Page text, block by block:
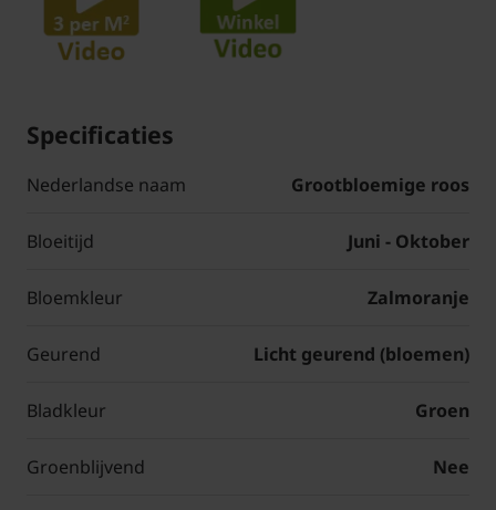
Specificaties
Nederlandse naam Grootbloemige roos
Bloeitijd Juni - Oktober
Bloemkleur Zalmoranje
Geurend Licht geurend (bloemen)
Bladkleur Groen
Groenblijvend Nee